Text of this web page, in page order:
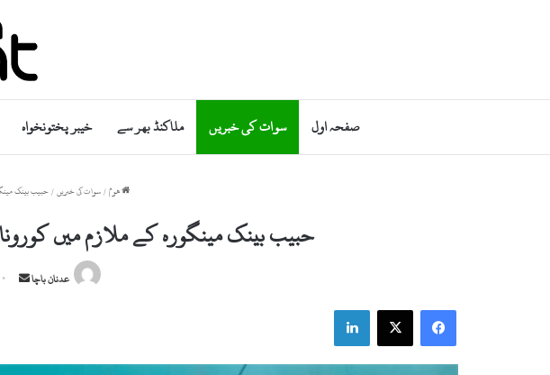
صفحہ اول سوات کی خبریں ملاکنڈ بھر سے خیبر پختونخواہ
ھوم / سوات کی خبریں / حبیب بینک
حبیب بینک مینگورہ کے ملازم میں
عدنان باچا
Send
Facebook
X
LinkedIn